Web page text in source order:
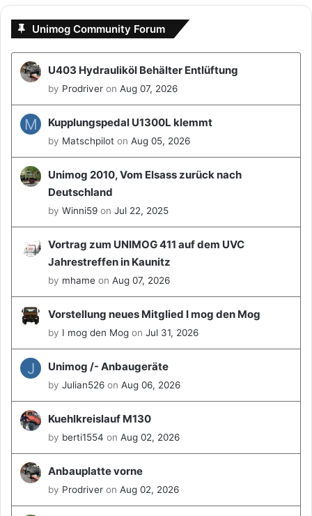
Unimog Community Forum
U403 Hydrauliköl Behälter Entlüftung
by Prodriver on Aug 07, 2026
M Kupplungspedal U1300L klemmt
by Matschpilot on Aug 05, 2026
Unimog 2010, Vom Elsass zurück nach
Deutschland
by Winni59 on Jul 22, 2025
Vortrag zum UNIMOG 411 auf dem UVC
Jahrestreffen in Kaunitz
by mhame on Aug 07, 2026
Vorstellung neues Mitglied I mog den Mog
by I mog den Mog on Jul 31, 2026
J Unimog /- Anbaugeräte
by Julian526 on Aug 06, 2026
Kuehlkreislauf M130
by berti1554 on Aug 02, 2026
Anbauplatte vorne
by Prodriver on Aug 02, 2026